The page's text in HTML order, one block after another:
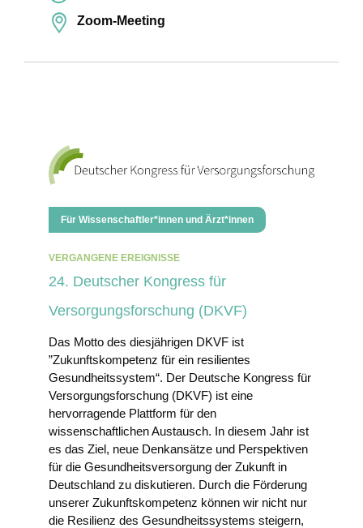
Zoom-Meeting
Für Wissenschaftler*innen und Ärzt*innen
VERGANGENE EREIGNISSE
24. Deutscher Kongress für
Versorgungsforschung (DKVF)
Das Motto des diesjährigen DKVF ist
”Zukunftskompetenz für ein resilientes
Gesundheitssystem“. Der Deutsche Kongress für
Versorgungsforschung (DKVF) ist eine
hervorragende Plattform für den
wissenschaftlichen Austausch. In diesem Jahr ist
es das Ziel, neue Denkansätze und Perspektiven
für die Gesundheitsversorgung der Zukunft in
Deutschland zu diskutieren. Durch die Förderung
unserer Zukunftskompetenz können wir nicht nur
die Resilienz des Gesundheitssystems steigern,